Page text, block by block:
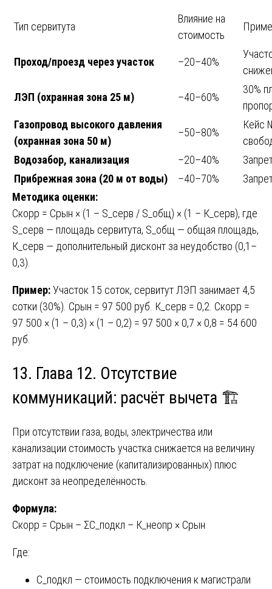
Тип сервитута
Влияние на
стоимость
Проход/проезд через участок –20–40%
ЛЭП (охранная зона 25 м) –40–60%
30%
Газопровод высокого давления
(охранная зона 50 м)
–50–80%
Кейс
Водозабор, канализация
–20–40%
Прибрежная зона (20 м от воды)
–40–70%
Методика оценки:
Скорр = Срын × (1 – S_серв / S_общ) × (1 – К_серв), где
S_серв — площадь сервитута, S_общ — общая площадь,
К_серв — дополнительный дисконт за неудобство (0,1–
0,3).
Пример:Участок 15 соток, сервитут ЛЭП занимает 4,5
сотки (30%). Срын = 97 500 руб. К_серв = 0,2. Скорр =
97 500 × (1 – 0,3) × (1 – 0,2) = 97 500 × 0,7 × 0,8 = 54 600
руб.
13. Глава 12. Отсутствие
коммуникаций: расчёт вычета 🏗️
При отсутствии газа, воды, электричества или
канализации стоимость участка снижается на величину
затрат на подключение (капитализированных) плюс
дисконт за неопределённость.
Формула:
Скорр = Срын – ΣС_подкл – К_неопр × Срын
Где:
С_подкл — стоимость подключения к магистрали